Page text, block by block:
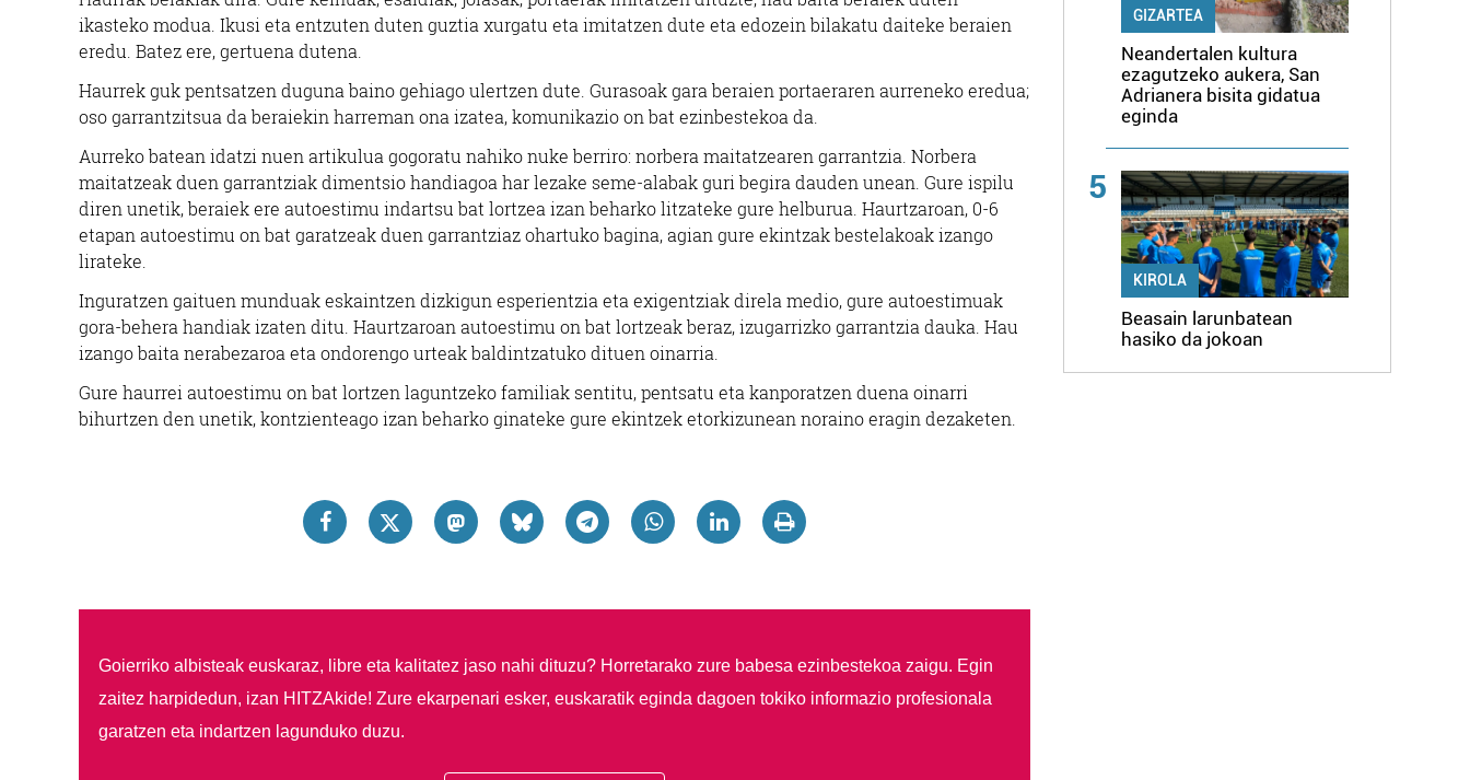
ikasteko modua. Ikusi eta entzuten duten guztia xurgatu eta imitatzen dute eta edozein bilakatu daiteke beraien
eredu. Batez ere, gertuena dutena.
Haurrek guk pentsatzen duguna baino gehiago ulertzen dute. Gurasoak gara beraien portaeraren aurreneko eredua;
oso garrantzitsua da beraiekin harreman ona izatea, komunikazio on bat ezinbestekoa da.
Aurreko batean idatzi nuen artikulua gogoratu nahiko nuke berriro: norbera maitatzearen garrantzia. Norbera
maitatzeak duen garrantziak dimentsio handiagoa har lezake seme-alabak guri begira dauden unean. Gure ispilu
diren unetik, beraiek ere autoestimu indartsu bat lortzea izan beharko litzateke gure helburua. Haurtzaroan, 0-6
etapan autoestimu on bat garatzeak duen garrantziaz ohartuko bagina, agian gure ekintzak bestelakoak izango
lirateke.
Inguratzen gaituen munduak eskaintzen dizkigun esperientzia eta exigentziak direla medio, gure autoestimuak
gora-behera handiak izaten ditu. Haurtzaroan autoestimu on bat lortzeak beraz, izugarrizko garrantzia dauka. Hau
izango baita nerabezaroa eta ondorengo urteak baldintzatuko dituen oinarria.
Gure haurrei autoestimu on bat lortzen laguntzeko familiak sentitu, pentsatu eta kanporatzen duena oinarri
bihurtzen den unetik, kontzienteago izan beharko ginateke gure ekintzek etorkizunean noraino eragin dezaketen.
Goierriko albisteak euskaraz, libre eta kalitatez jaso nahi dituzu? Horretarako zure babesa ezinbestekoa zaigu. Egin
zaitez harpidedun, izan HITZAkide! Zure ekarpenari esker, euskaratik eginda dagoen tokiko informazio profesionala
garatzen eta indartzen lagunduko duzu.
GIZARTEA
Neandertalen kultura
ezagutzeko aukera, San
Adrianera bisita gidatua
eginda
5
KIROLA
Beasain larunbatean
hasiko da jokoan